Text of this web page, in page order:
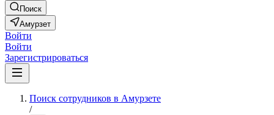
Поиск
Амурзет
Войти
Войти
Зарегистрироваться
Поиск сотрудников в Амурзете
/